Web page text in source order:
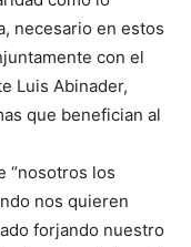
necesario en estos
con el
Luis Abinader,
que benefician al
“nosotros los
nos quieren
forjando nuestro